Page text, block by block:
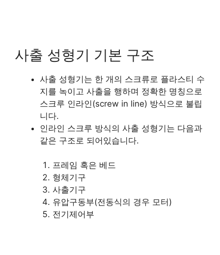
사출 성형기 기본 구조
사출 성형기는 한 개의 스크류로 플라스티 수
지를 녹이고 사출을 행하며 정확한 명칭으로
스크루 인라인(screw in line) 방식으로 불립
니다.
인라인 스크루 방식의 사출 성형기는 다음과
같은 구조로 되어있습니다.
프레임 혹은 베드
형체기구
사출기구
유압구동부(전동식의 경우 모터)
전기제어부